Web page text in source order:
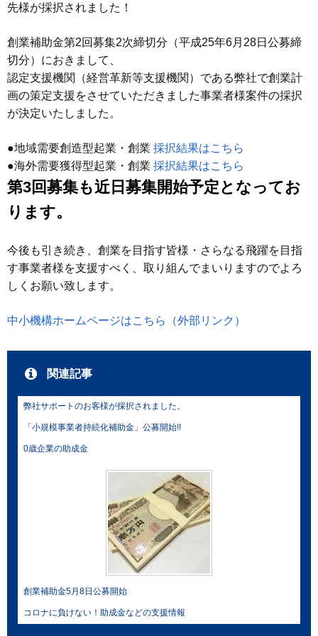
先様が採択されました！
創業補助金第2回募集2次締切分（平成25年6月28日公募締
切分）におきまして、
認定支援機関（経営革新等支援機関）である弊社で創業計
画の策定支援をさせていただきました事業者様案件の採択
が決定いたしました。
●地域需要創造型起業・創業 採択結果はこちら
●海外需要獲得型起業・創業 採択結果はこちら
第3回募集も近日募集開始予定となってお
ります。
今後も引き続き、創業を目指す皆様・さらなる飛躍を目指
す事業者様を支援すべく、取り組んでまいりますのでよろ
しくお願い致します。
中小機構ホームページはこちら（外部リンク）
関連記事
弊社サポートのお客様が採択されました。
「小規模事業者持続化補助金」公募開始!!
0歳企業の助成金
創業補助金5月8日公募開始
コロナに負けない！助成金などの支援情報